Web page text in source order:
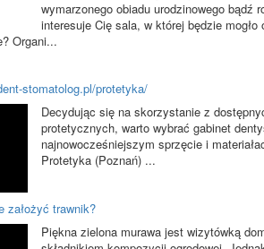
wymarzonego obiadu urodzinowego bądź
interesuje Cię sala, w której będzie mogło
Organi...
stomatolog.pl/protetyka/
Decydując się na skorzystanie z
protetycznych, warto wybrać gabinet
najnowocześniejszym sprzęcie i
Protetyka (Poznań) ...
założyć trawnik?
Piękna zielona murawa jest wizytówką